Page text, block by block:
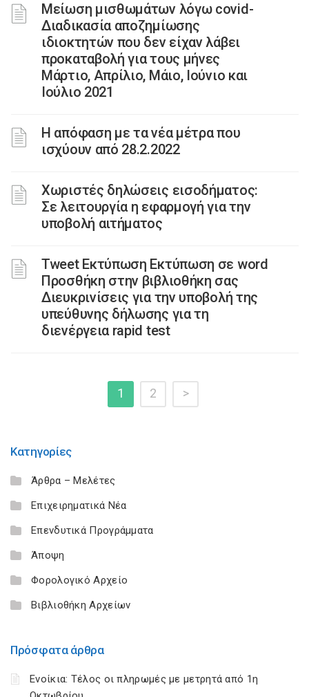
Μείωση μισθωμάτων λόγω covid-
Διαδικασία αποζημίωσης
ιδιοκτητών που δεν είχαν λάβει
προκαταβολή για τους μήνες
Μάρτιο, Απρίλιο, Μάιο, Ιούνιο και
Ιούλιο 2021
Η απόφαση με τα νέα μέτρα που
ισχύουν από 28.2.2022
Χωριστές δηλώσεις εισοδήματος:
Σε λειτουργία η εφαρμογή για την
υποβολή αιτήματος
Tweet Εκτύπωση Εκτύπωση σε word
Προσθήκη στην βιβλιοθήκη σας
Διευκρινίσεις για την υποβολή της
υπεύθυνης δήλωσης για τη
διενέργεια rapid test
1 2 >
Κατηγορίες
Άρθρα – Μελέτες
Επιχειρηματικά Νέα
Επενδυτικά Προγράμματα
Άποψη
Φορολογικό Αρχείο
Βιβλιοθήκη Αρχείων
Πρόσφατα άρθρα
Ενοίκια: Τέλος οι πληρωμές με μετρητά από 1η